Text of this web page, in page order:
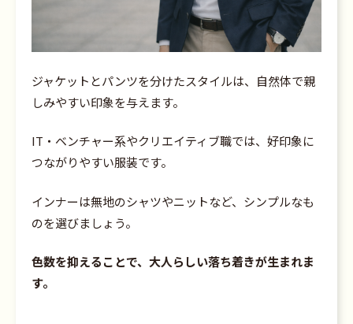
ジャケットとパンツを分けたスタイルは、自然体で親
しみやすい印象を与えます。
IT・ベンチャー系やクリエイティブ職では、好印象に
つながりやすい服装です。
インナーは無地のシャツやニットなど、シンプルなも
のを選びましょう。
色数を抑えることで、大人らしい落ち着きが生まれま
す。